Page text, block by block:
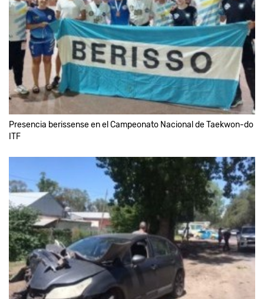
Presencia berissense en el Campeonato Nacional de Taekwon-do
ITF